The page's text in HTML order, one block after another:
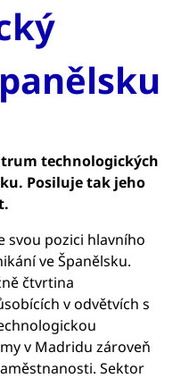
technologických
Posiluje tak jeho
svou pozici hlavního
ve Španělsku.
čtvrtina
v odvětvích s
v Madridu zároveň
Sektor